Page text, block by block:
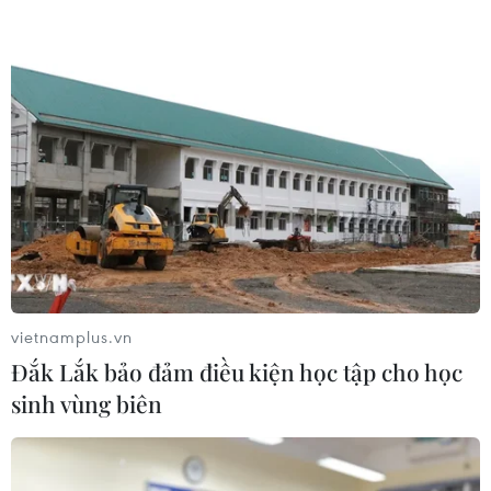
Mexico triển khai hàng nghìn binh sỹ
bảo vệ các vùng trồng bơ trọng điểm
07/08/2026 00:09
Mỹ kiểm tra gần 500 chiếc Boeing 737
MAX do nguy cơ nứt thân máy bay
06/08/2026 23:31
Ngoại giao kinh tế: Kiến tạo hệ sinh
thái đồng hành và thúc đẩy tự chủ
vietnamplus.vn
Đắk Lắk bảo đảm điều kiện học tập cho học
sinh vùng biên